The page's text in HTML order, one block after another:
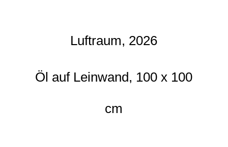
Luftraum, 2026
Öl auf Leinwand, 100 x 100
cm